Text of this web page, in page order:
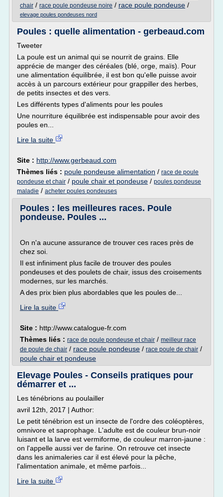
chair / race poule pondeuse noire / race poule pondeuse /
elevage poules pondeuses nord
Poules : quelle alimentation - gerbeaud.com
Tweeter
La poule est un animal qui se nourrit de grains. Elle
apprécie de manger des céréales (blé, orge, maïs). Pour
une alimentation équilibrée, il est bon qu'elle puisse avoir
accès à un parcours extérieur pour grappiller des herbes,
de petits insectes et des vers.
Les différents types d'aliments pour les poules
Une nourriture équilibrée est indispensable pour avoir des
poules en...
Lire la suite
Site : http://www.gerbeaud.com
Thèmes liés : poule pondeuse alimentation / race de poule
pondeuse et chair / poule chair et pondeuse / poules pondeuse
maladie / acheter poules pondeuses
Poules : les meilleures races. Poule
pondeuse. Poules ...
On n'a aucune assurance de trouver ces races près de
chez soi.
Il est infiniment plus facile de trouver des poules
pondeuses et des poulets de chair, issus des croisements
modernes, sur les marchés.
A des prix bien plus abordables que les poules de...
Lire la suite
Site : http://www.catalogue-fr.com
Thèmes liés : race de poule pondeuse et chair / meilleur race
de poule de chair / race poule pondeuse / race poule de chair /
poule chair et pondeuse
Elevage Poules - Conseils pratiques pour
démarrer et ...
Les ténébrions au poulailler
avril 12th, 2017 | Author:
Le petit ténébrion est un insecte de l'ordre des coléoptères,
omnivore et saprophage. L'adulte est de couleur brun-noir
luisant et la larve est vermiforme, de couleur marron-jaune :
on l'appelle aussi ver de farine. On retrouve cet insecte
dans les animaleries car il est élevé pour la pêche,
l'alimentation animale, et même parfois...
Lire la suite